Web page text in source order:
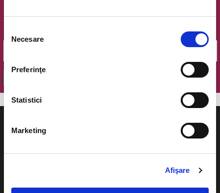
consimțământului
Necesare
Preferinţe
Statistici
Marketing
Afişare
evenimente.
Teatru